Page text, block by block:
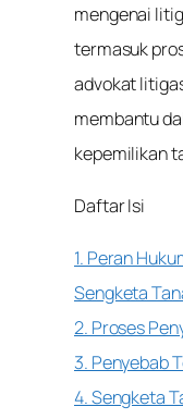
mengenai
termasuk
advokat
membantu
kepemilikan
Daftar Isi
1. Peran
Sengketa
2. Proses
3. Penyebab
4. Sengketa